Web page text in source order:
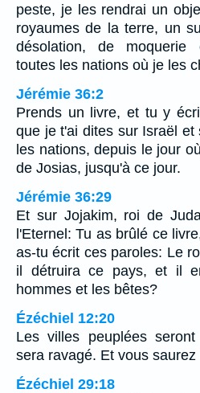
peste, je les rendrai un
royaumes de la terre, un
désolation, de moquerie
toutes les nations où je les
Jérémie 36:2
Prends un livre, et tu y
que je t'ai dites sur Israël
les nations, depuis le jour
de Josias, jusqu'à ce jour.
Jérémie 36:29
Et sur Jojakim, roi de
l'Eternel: Tu as brûlé ce
as-tu écrit ces paroles: Le
il détruira ce pays, et il
hommes et les bêtes?
Ézéchiel 12:20
Les villes peuplées
sera ravagé. Et vous
Ézéchiel 29:18